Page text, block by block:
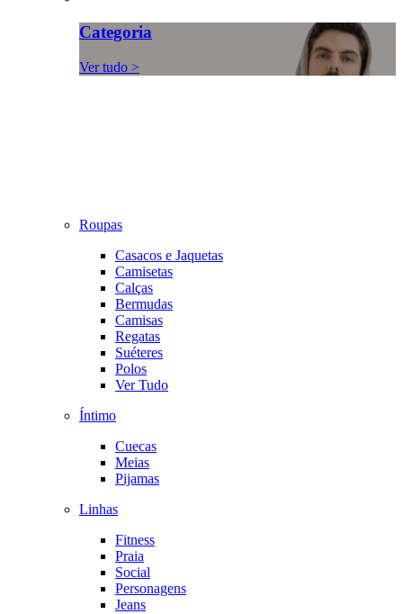
Categoria
Ver tudo >
Roupas
Casacos e Jaquetas
Camisetas
Calças
Bermudas
Camisas
Regatas
Suéteres
Polos
Ver Tudo
Íntimo
Cuecas
Meias
Pijamas
Linhas
Fitness
Praia
Social
Personagens
Jeans